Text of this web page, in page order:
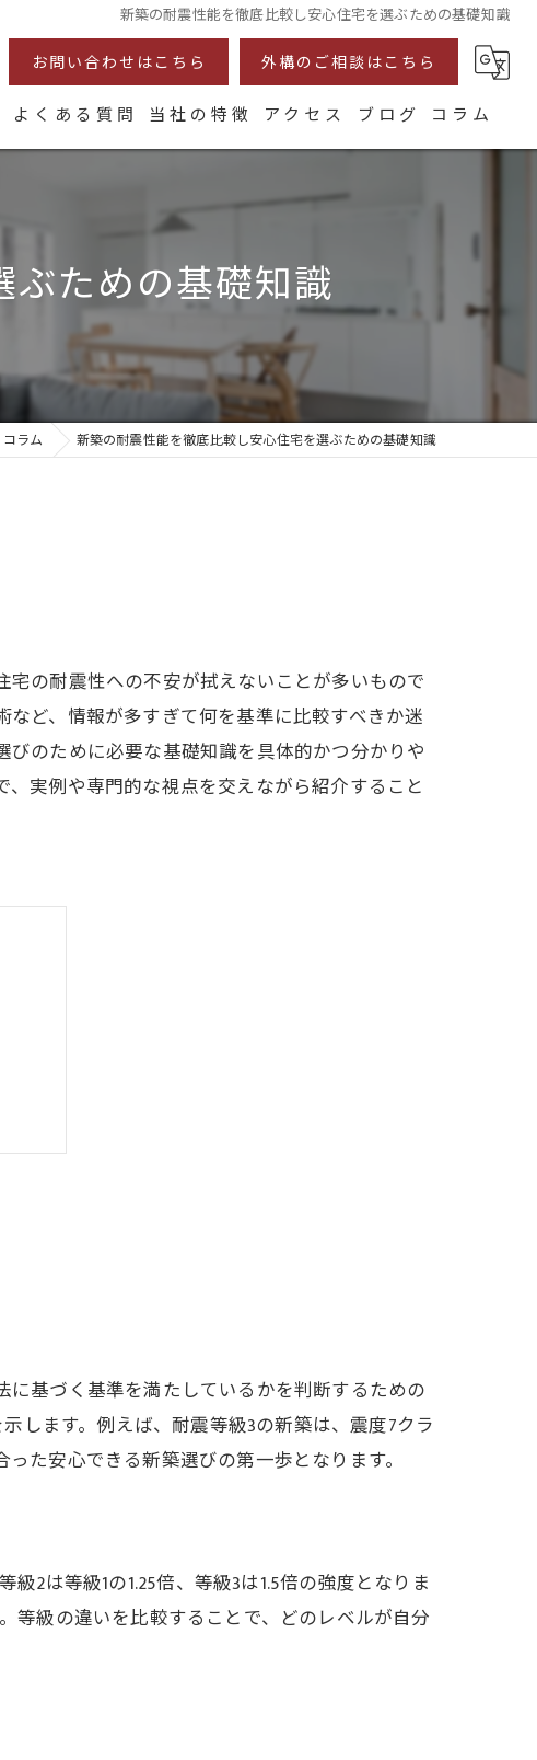
新築の耐震性能を徹底比較し安心住宅を選ぶための基礎知識
お問い合わせはこちら 外構のご相談はこちら
よくある質問 当社の特徴
注文住宅
リフォーム
自然素材
アクセス ブログ コラム
ための基礎知識
コラム 新築の耐震性能を徹底比較し安心住宅を選ぶための基礎知識
の耐震性への不安が拭えないことが多いもので
ど、情報が多すぎて何を基準に比較すべきか迷
のために必要な基礎知識を具体的かつ分かりや
実例や専門的な視点を交えながら紹介すること
基づく基準を満たしているかを判断するための
します。例えば、耐震等級3の新築は、震度7クラ
た安心できる新築選びの第一歩となります。
2は等級1の1.25倍、等級3は1.5倍の強度となりま
等級の違いを比較することで、どのレベルが自分